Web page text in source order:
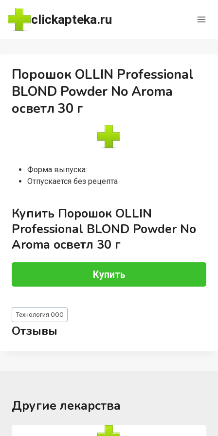
Перейти
содержимому
clickapteka.ru
Порошок OLLIN Professional
BLOND Powder No Aroma
осветл 30 г
Форма выпуска:
Отпускается без рецепта
Купить Порошок OLLIN
Professional BLOND Powder No
Aroma осветл 30 г
Купить
Метки
записи:
Технология ООО
Отзывы
Другие лекарства